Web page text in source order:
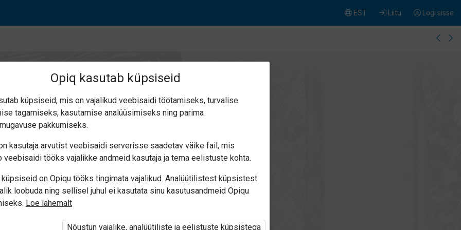
Logi sisse
Liitu
EST
3
Opiqusse sisse logitud.
paketi „Erakasutaja 2024/25”,
Opiq kasutab küpsiseid
küpsiseid, mis on vajalikud veebisaidi töötamiseks, turvalise
tagamiseks, kasutamise analüüsimiseks ning parima
pakkumiseks.
kasutaja arvutist veebisaidi serverisse saadetav väike fail, mis
veebisaidi tööks vajalikke andmeid kasutaja ja tema eelistuste kohta.
küpsiseid on Opiqu tööks tingimata vajalikud. Analüütilistest küpsistest
loobuda ning sellisel juhul ei kasutata sinu kasutusandmeid Opiqu
Loe lähemalt
Nõustun vajalike, analüütiliste ja eelistuste küpsistega